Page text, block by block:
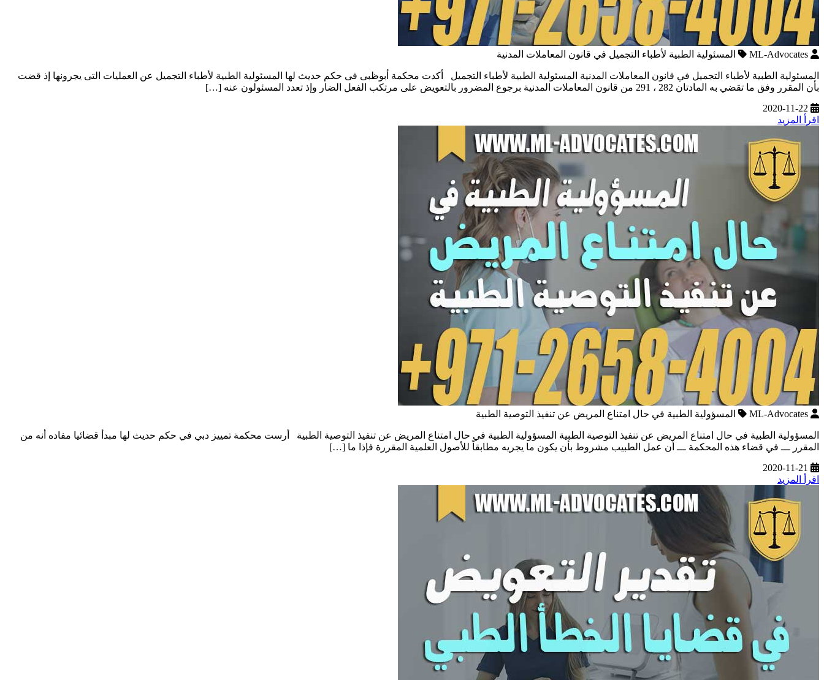
ML-Advocates المسئولية الطبية لأطباء التجميل في قانون المعاملات المدنية
المسئولية الطبية لأطباء التجميل في قانون المعاملات المدنية المسئولية الطبية لأطباء التجميل أكدت محكمة أبوظبى فى حكم حديث لها المسئولية الطبية لأطباء التجميل عن العمليات التى يجرونها إذ قضت
بأن المقرر وفق ما تقضي به المادتان 282 ، 291 من قانون المعاملات المدنية برجوع المضرور بالتعويض على مرتكب الفعل الضار وإذ تعدد المسئولون عنه […]
2020-11-22
اقرأ المزيد
ML-Advocates المسؤولية الطبية في حال امتناع المريض عن تنفيذ التوصية الطبية
المسؤولية الطبية في حال امتناع المريض عن تنفيذ التوصية الطبية المسؤولية الطبية في حال امتناع المريض عن تنفيذ التوصية الطبية أرست محكمة تمييز دبي في حكم حديث لها مبدأ قضائيا مفاده أنه من
المقرر ـــ في قضاء هذه المحكمة ـــ أن عمل الطبيب مشروط بأن يكون ما يجريه مطابقاً للأصول العلمية المقررة فإذا ما […]
2020-11-21
اقرأ المزيد